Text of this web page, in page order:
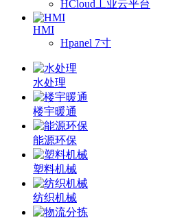
HCloud工业云平台
HMI
Hpanel 7寸
水处理
楼宇暖通
能源环保
塑料机械
纺织机械